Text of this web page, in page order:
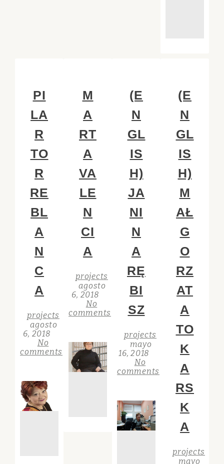
PI
LA
R
TO
R
RE
BL
A
N
C
A
projects
agosto
6, 2018
No
comments
M
A
RT
A
VA
LE
N
CI
A
projects
agosto
6, 2018
No
comments
(E
N
GL
IS
H)
JA
NI
N
A
RĘ
BI
SZ
projects
mayo
16, 2018
No
comments
(E
N
GL
IS
H)
M
AŁ
G
O
RZ
AT
A
TO
K
A
RS
K
A
projects
mayo